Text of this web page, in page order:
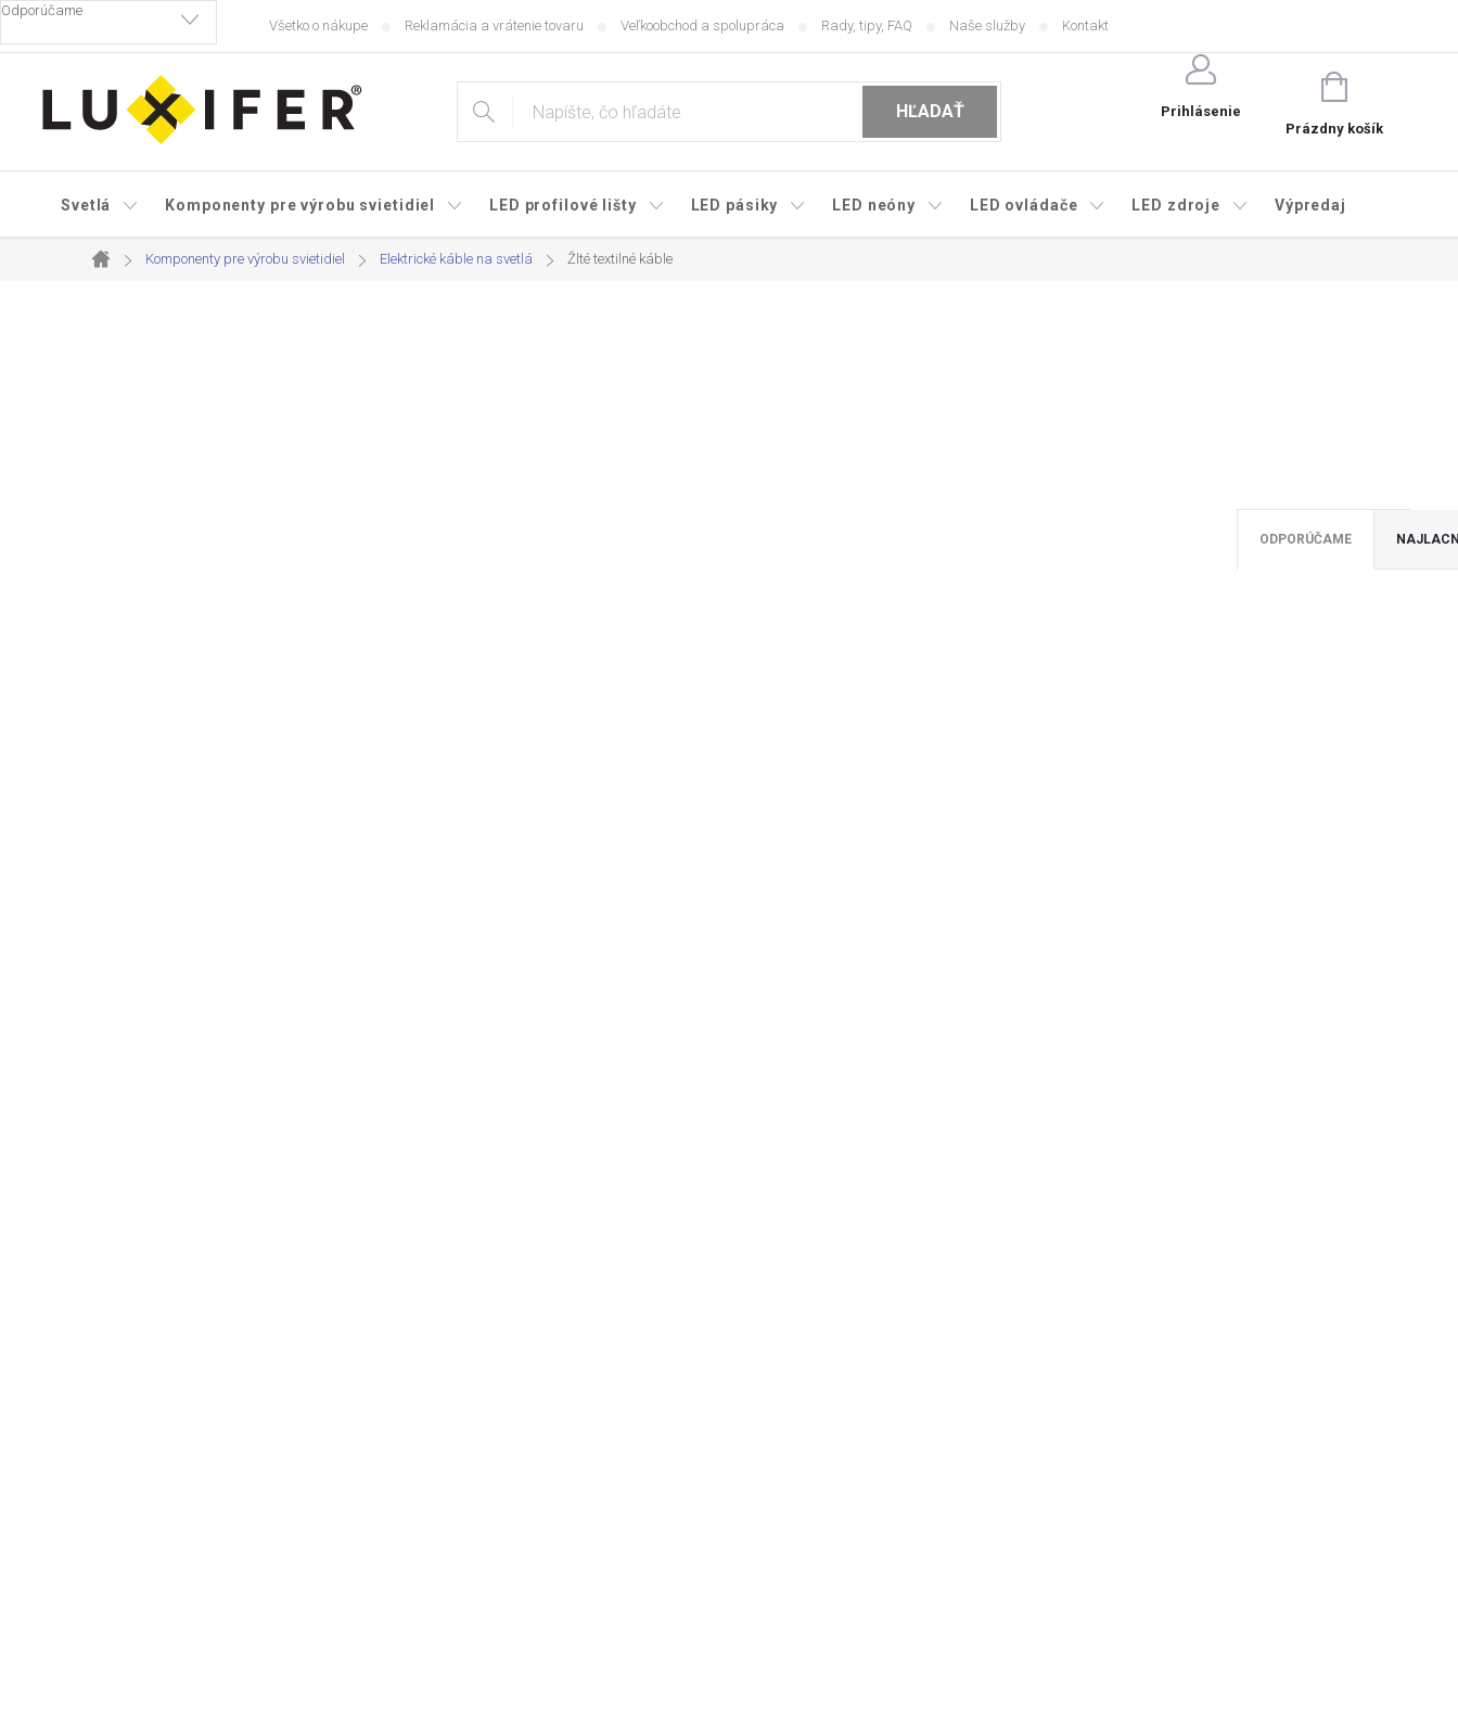
Prejsť
obsah
Všetko o nákupe Reklamácia a vrátenie tovaru Veľkoobchod a spolupráca Rady, tipy, FAQ Naše služby Kontakt
HĽADAŤ Prihlásenie
NÁKUPNÝ
KOŠÍK
Prázdny košík
Svetlá Komponenty pre výrobu svietidiel LED profilové lišty LED pásiky LED neóny LED ovládače LED zdroje Výpredaj
Domov
Komponenty pre výrobu svietidiel Elektrické káble na svetlá Žlté textilné káble
ODPORÚČAME